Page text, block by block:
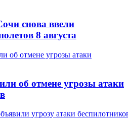
снова ввели
8 августа
об отмене угрозы атаки